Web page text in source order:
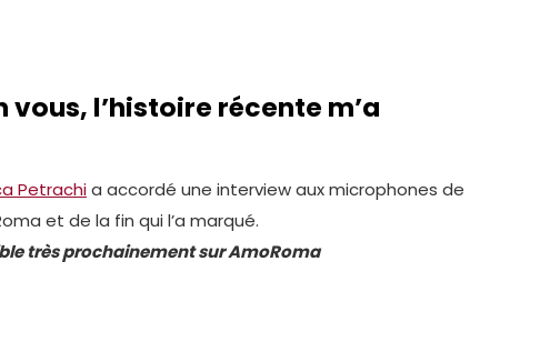
vous, l’histoire récente m’a
Petrachia accordé une interview aux microphones de
et de la fin qui l’a marqué.
très prochainement sur AmoRoma